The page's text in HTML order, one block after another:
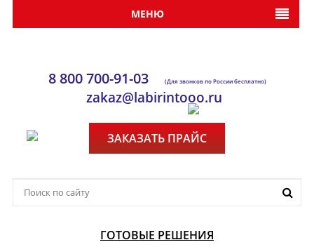
МЕНЮ
8 800 700-91-03 (Для звонков по России бесплатно)
zakaz@labirintooo.ru
ЗАКАЗАТЬ ПРАЙС
ГОТОВЫЕ РЕШЕНИЯ